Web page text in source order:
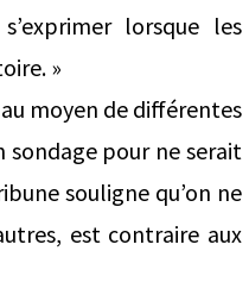
lorsque les
»
moyen de différentes
sondage pour ne serait
souligne qu’on ne
est contraire aux